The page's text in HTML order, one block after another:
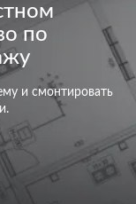
по
и смонтировать